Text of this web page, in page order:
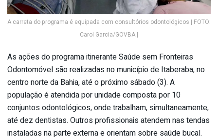
A carreta do programa é equipada com consultórios odontológicos | FOTO:
Carol Garcia/GOVBA |
As ações do programa itinerante Saúde sem Fronteiras
Odontomóvel são realizadas no município de Itaberaba, no
centro norte da Bahia, até o próximo sábado (3). A
população é atendida por unidade composta por 10
conjuntos odontológicos, onde trabalham, simultaneamente,
até dez dentistas. Outros profissionais atendem nas tendas
instaladas na parte externa e orientam sobre saúde bucal.